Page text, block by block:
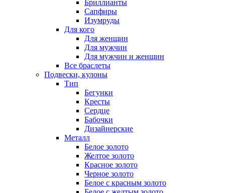
Бриллианты
Сапфиры
Изумруды
Для кого
Для женщин
Для мужчин
Для мужчин и женщин
Все браслеты
Подвески, кулоны
Тип
Бегунки
Кресты
Сердце
Бабочки
Дизайнерские
Металл
Белое золото
Желтое золото
Красное золото
Черное золото
Белое с красным золото